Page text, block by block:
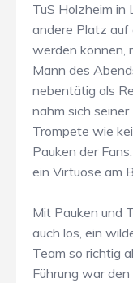
TuS Holzheim in
andere Platz
werden können,
Mann des
nebentätig als
nahm sich
Trompete wie
Pauken der
ein Virtuose am
Mit Pauken und
auch los, ein
Team so richtig
Führung war